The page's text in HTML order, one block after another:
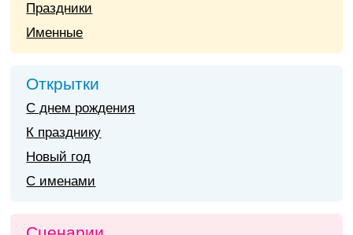
Праздники
Именные
Открытки
С днем рождения
К празднику
Новый год
С именами